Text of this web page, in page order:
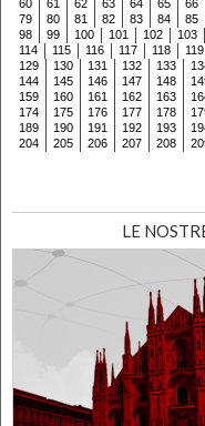
60 61 62 63 64 65 66
79
80 81 82 83 84 85
98
99 100 101 102 103
114
115 116 117 118 119
129
130 131 132 133
144
145 146 147 148
159
160 161 162 163
174
175 176 177 178
189
190 191 192 193
204
205 206 207 208
LE